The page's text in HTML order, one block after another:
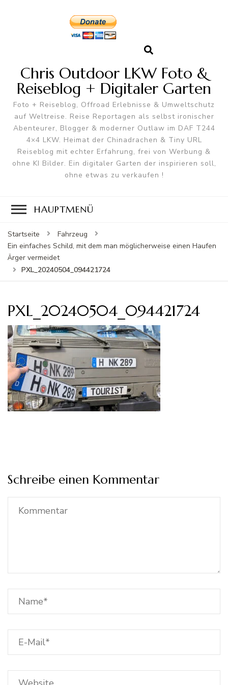
Chris Outdoor LKW Foto &
Reiseblog + Digitaler Garten
Foto + Reiseblog, Offroad Erlebnisse & Umweltschutz
auf Weltreise. Reise Reportagen als selbst ironischer
Abenteurer, Blogger & moderner Outlaw im DAF T244
4×4 LKW. Heimat der Chinadrachen & Tiny URL
Reiseblog mit echter Erfahrung, frei von Werbung &
ohne KI Bilder. Ein digitaler Garten der inspirieren soll,
ohne etwas zu verkaufen !
HAUPTMENÜ
Startseite
Fahrzeug
Ein einfaches Schild, mit dem man möglicherweise einen Haufen
Ärger vermeidet
PXL_20240504_094421724
PXL_20240504_094421724
Schreibe einen Kommentar